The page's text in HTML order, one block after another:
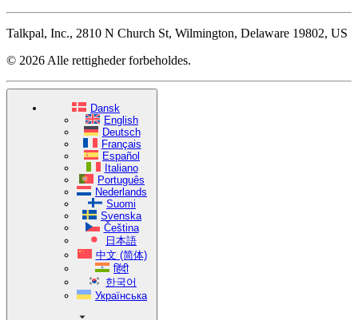
Talkpal, Inc., 2810 N Church St, Wilmington, Delaware 19802, US
© 2026 Alle rettigheder forbeholdes.
Dansk
English
Deutsch
Français
Español
Italiano
Português
Nederlands
Suomi
Svenska
Čeština
日本語
中文 (简体)
हिंदी
한국어
Українська